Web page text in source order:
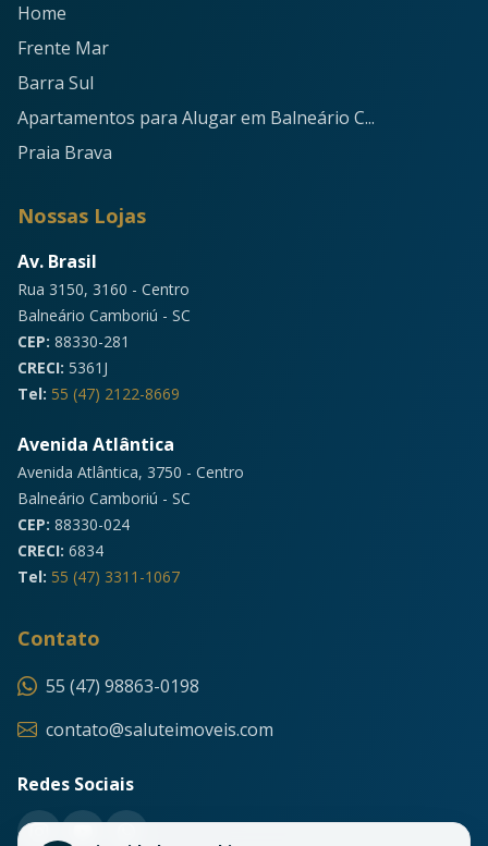
Home
Frente Mar
Barra Sul
Apartamentos para Alugar em Balneário C...
Praia Brava
Nossas Lojas
Av. Brasil
Rua 3150, 3160 - Centro
Balneário Camboriú - SC
CEP: 88330-281
CRECI: 5361J
Tel: 55 (47) 2122-8669
Avenida Atlântica
Avenida Atlântica, 3750 - Centro
Balneário Camboriú - SC
CEP: 88330-024
CRECI: 6834
Tel: 55 (47) 3311-1067
Contato
55 (47) 98863-0198
contato@saluteimoveis.com
Redes Sociais